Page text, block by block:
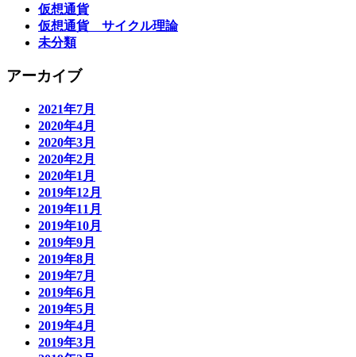
仮想通貨
仮想通貨 サイクル理論
未分類
アーカイブ
2021年7月
2020年4月
2020年3月
2020年2月
2020年1月
2019年12月
2019年11月
2019年10月
2019年9月
2019年8月
2019年7月
2019年6月
2019年5月
2019年4月
2019年3月